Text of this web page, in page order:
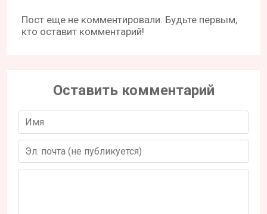
Пост еще не комментировали. Будьте первым,
кто оставит комментарий!
Оставить комментарий